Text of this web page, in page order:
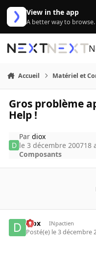
Aller au contenu
View in the app
A better way to browse.
Accueil Matériel et
Gros problème
Help !
Pardiox
le 3 décembre 200718
Composants
diox INpactien
Posté(e) le 3 décembre